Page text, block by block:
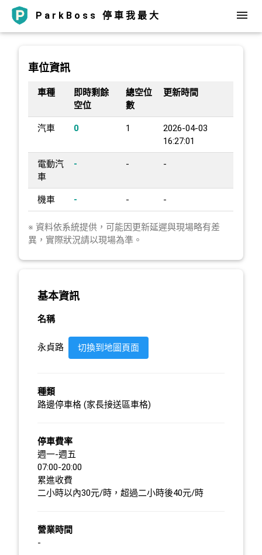
ParkBoss 停車我最大
車位資訊
車種
即時剩餘
空位
總空位
數
更新時間
汽車 0 1
2026-04-03
16:27:01
電動汽
車
- - -
機車 - - -
※ 資料依系統提供，可能因更新延遲與現場略有差
異，實際狀況請以現場為準。
基本資訊
名稱
永貞路 切換到地圖頁面
種類
路邊停車格 (家長接送區車格)
停車費率
週一-週五
07:00-20:00
累進收費
二小時以內30元/時，超過二小時後40元/時
營業時間
-